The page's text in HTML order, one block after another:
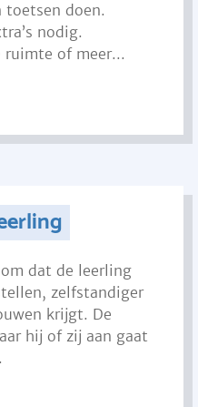
toetsen doen.
nodig.
ruimte of meer...
dat de leerling
zelfstandiger
krijgt. De
hij of zij aan gaat